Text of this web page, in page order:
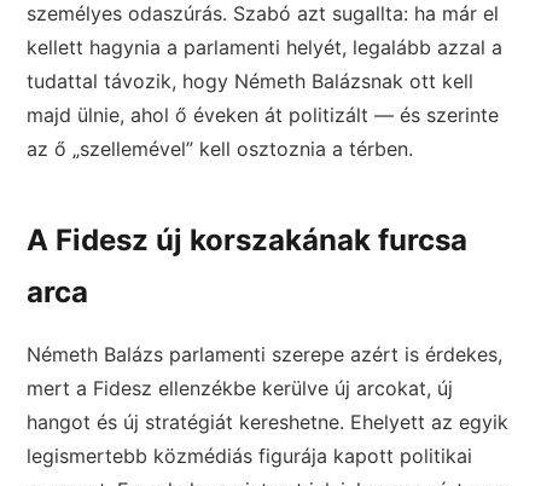
személyes odaszúrás. Szabó azt sugallta: ha már el
kellett hagynia a parlamenti helyét, legalább azzal a
tudattal távozik, hogy Németh Balázsnak ott kell
majd ülnie, ahol ő éveken át politizált — és szerinte
az ő „szellemével” kell osztoznia a térben.
A Fidesz új korszakának furcsa
arca
Németh Balázs parlamenti szerepe azért is érdekes,
mert a Fidesz ellenzékbe kerülve új arcokat, új
hangot és új stratégiát kereshetne. Ehelyett az egyik
legismertebb közmédiás figurája kapott politikai